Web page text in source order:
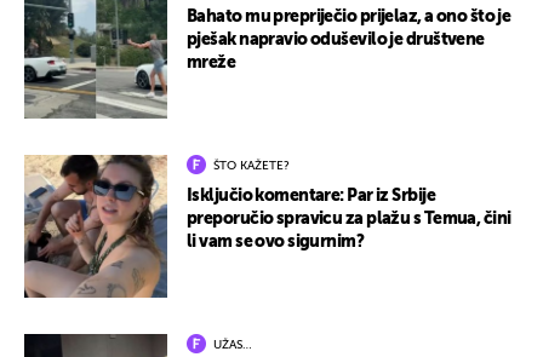
Bahato mu prepriječio prijelaz, a ono što je
pješak napravio oduševilo je društvene
mreže
ŠTO KAŽETE?
Isključio komentare: Par iz Srbije
preporučio spravicu za plažu s Temua, čini
li vam se ovo sigurnim?
UŽAS…